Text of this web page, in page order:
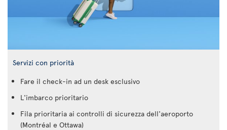
Servizi con priorità
Fare il check-in ad un desk esclusivo
L'imbarco prioritario
Fila prioritaria ai controlli di sicurezza dell'aeroporto
(Montréal e Ottawa)